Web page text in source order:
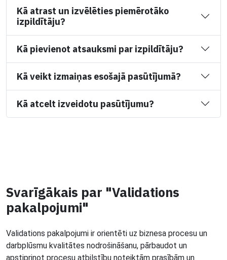
Kā atrast un izvēlēties piemērotāko
izpildītāju?
Kā pievienot atsauksmi par izpildītāju?
Kā veikt izmaiņas esošajā pasūtījumā?
Kā atcelt izveidotu pasūtījumu?
Svarīgākais par "Validations
pakalpojumi"
Validations pakalpojumi ir orientēti uz biznesa procesu un
darbplūsmu kvalitātes nodrošināšanu, pārbaudot un
apstiprinot procesu atbilstību noteiktām prasībām un